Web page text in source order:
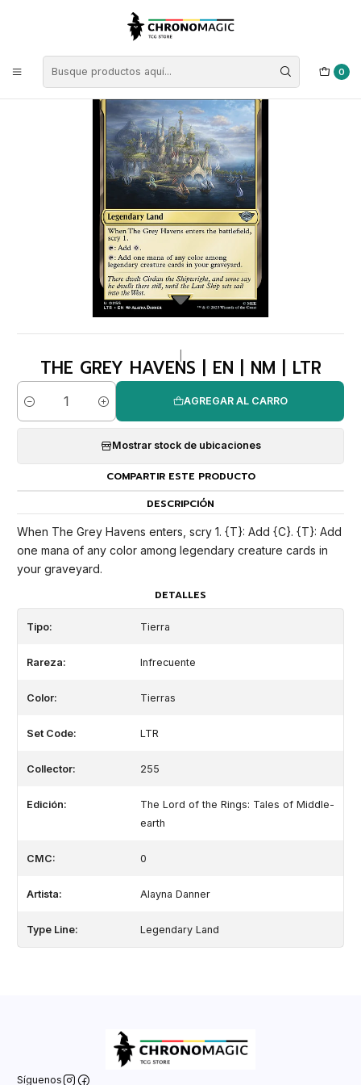
0
Singles de Magic: The Gathering
The Grey Havens | EN | NM | LTR
THE GREY HAVENS | EN | NM | LTR
Cantidad
AGREGAR AL CARRO
Mostrar stock de ubicaciones
COMPARTIR ESTE PRODUCTO
DESCRIPCIÓN
When The Grey Havens enters, scry 1. {T}: Add {C}. {T}: Add
one mana of any color among legendary creature cards in
your graveyard.
DETALLES
Tipo: Tierra
Rareza: Infrecuente
Color: Tierras
Set Code: LTR
Collector: 255
Edición:
The Lord of the Rings: Tales of Middle-
earth
CMC: 0
Artista: Alayna Danner
Type Line: Legendary Land
Síguenos